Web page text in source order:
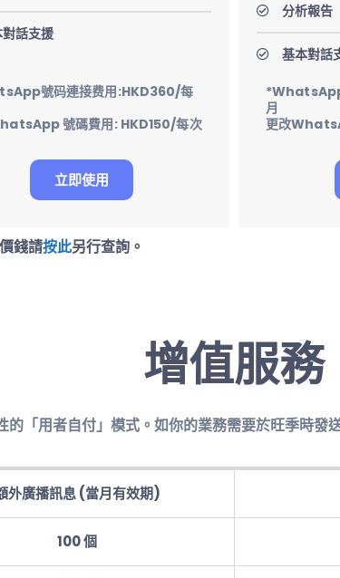
話支援
號码連接费用:HKD360/每
號碼費用: HKD150/每次
立即使用
分析報告
基本對話
月
更改
錢請按此另行查詢。
增值服務
的「用者自付」模式。如你的業務需要於旺季時發
外廣播訊息 (當月有效期)
100 個